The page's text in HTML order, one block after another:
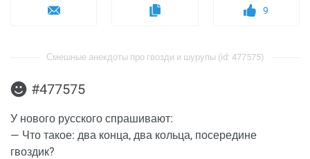
9
Смешные анекдоты про гвозди и шурупы (id: 477575)
#477575
У нового русского спрашивают:
— Что такое: два конца, два кольца, посередине
гвоздик?